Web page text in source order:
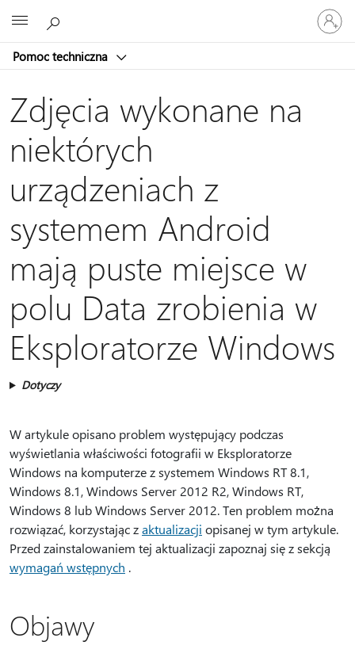
Pomoc techniczna
Zaloguj
się
do
konta
Zdjęcia wykonane na
niektórych
urządzeniach z
systemem Android
mają puste miejsce w
polu Data zrobienia w
Eksploratorze Windows
Dotyczy
W artykule opisano problem występujący podczas
wyświetlania właściwości fotografii w Eksploratorze
Windows na komputerze z systemem Windows RT 8.1,
Windows 8.1, Windows Server 2012 R2, Windows RT,
Windows 8 lub Windows Server 2012. Ten problem można
rozwiązać, korzystając zaktualizacji opisanej w tym artykule.
Przed zainstalowaniem tej aktualizacji zapoznaj się z sekcją
wymagań wstępnych .
Objawy